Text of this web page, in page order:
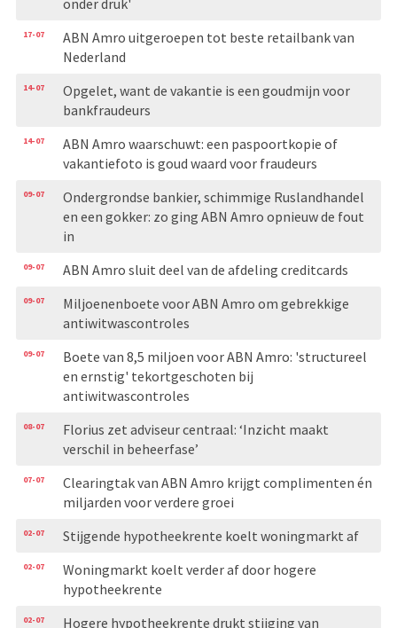
17-07
ABN Amro uitgeroepen tot beste retailbank van
Nederland
14-07
Opgelet, want de vakantie is een goudmijn voor
bankfraudeurs
14-07
ABN Amro waarschuwt: een paspoortkopie of
vakantiefoto is goud waard voor fraudeurs
09-07
Ondergrondse bankier, schimmige Ruslandhandel
en een gokker: zo ging ABN Amro opnieuw de fout
in
09-07 ABN Amro sluit deel van de afdeling creditcards
09-07
Miljoenenboete voor ABN Amro om gebrekkige
antiwitwascontroles
09-07
Boete van 8,5 miljoen voor ABN Amro: 'structureel
en ernstig' tekortgeschoten bij
antiwitwascontroles
08-07
Florius zet adviseur centraal: ‘Inzicht maakt
verschil in beheerfase’
07-07
Clearingtak van ABN Amro krijgt complimenten én
miljarden voor verdere groei
02-07 Stijgende hypotheekrente koelt woningmarkt af
02-07
Woningmarkt koelt verder af door hogere
hypotheekrente
02-07
Hogere hypotheekrente drukt stijging van